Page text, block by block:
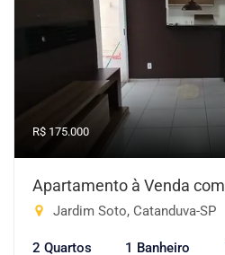
R$ 175.000
Apartamento à Venda
Jardim Soto, Catanduva-SP
2 Quartos 1 Banheiro